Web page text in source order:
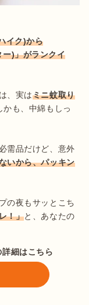
イク)から
)」がランクイ
、実はミニ蚊取り
かも、中綿もしっ
需品だけど、意外
いから、パッキン
の夜もサッとこち
！」と、あなたの
細はこちら